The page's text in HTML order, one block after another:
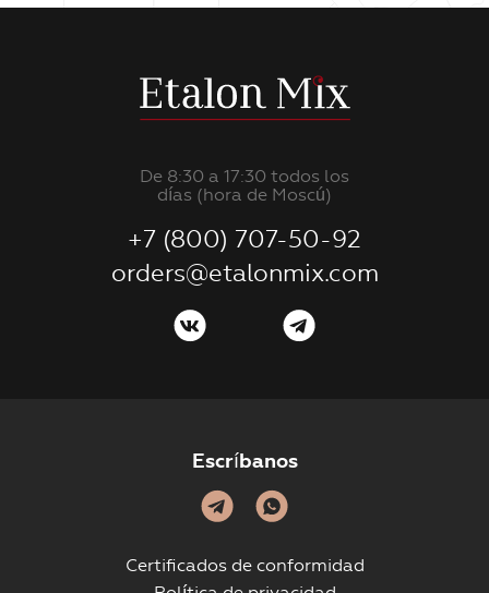
De 8:30 a 17:30 todos los
días (hora de Moscú)
+7 (800) 707-50-92
orders@etalonmix.com
Escríbanos
Certificados de conformidad